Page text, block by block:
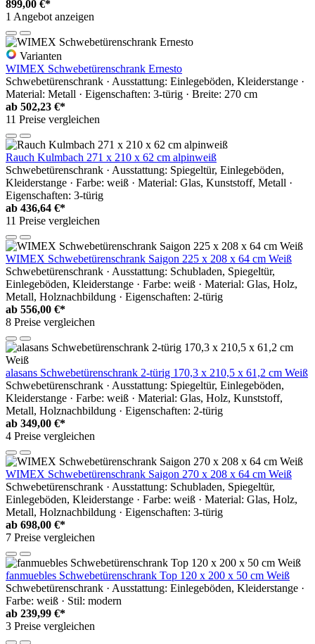
899,00 €*
1 Angebot anzeigen
Varianten
WIMEX Schwebetürenschrank Ernesto
Schwebetürenschrank · Ausstattung: Einlegeböden, Kleiderstange ·
Material: Metall · Eigenschaften: 3-türig · Breite: 270 cm
ab 502,23 €*
11 Preise vergleichen
Rauch Kulmbach 271 x 210 x 62 cm alpinweiß
Schwebetürenschrank · Ausstattung: Spiegeltür, Einlegeböden,
Kleiderstange · Farbe: weiß · Material: Glas, Kunststoff, Metall ·
Eigenschaften: 3-türig
ab 436,64 €*
11 Preise vergleichen
WIMEX Schwebetürenschrank Saigon 225 x 208 x 64 cm Weiß
Schwebetürenschrank · Ausstattung: Schubladen, Spiegeltür,
Einlegeböden, Kleiderstange · Farbe: weiß · Material: Glas, Holz,
Metall, Holznachbildung · Eigenschaften: 2-türig
ab 556,00 €*
8 Preise vergleichen
alasans Schwebetürenschrank 2-türig 170,3 x 210,5 x 61,2 cm Weiß
Schwebetürenschrank · Ausstattung: Spiegeltür, Einlegeböden,
Kleiderstange · Farbe: weiß · Material: Glas, Holz, Kunststoff,
Metall, Holznachbildung · Eigenschaften: 2-türig
ab 349,00 €*
4 Preise vergleichen
WIMEX Schwebetürenschrank Saigon 270 x 208 x 64 cm Weiß
Schwebetürenschrank · Ausstattung: Schubladen, Spiegeltür,
Einlegeböden, Kleiderstange · Farbe: weiß · Material: Glas, Holz,
Metall, Holznachbildung · Eigenschaften: 3-türig
ab 698,00 €*
7 Preise vergleichen
fanmuebles Schwebetürenschrank Top 120 x 200 x 50 cm Weiß
Schwebetürenschrank · Ausstattung: Einlegeböden, Kleiderstange ·
Farbe: weiß · Stil: modern
ab 239,99 €*
3 Preise vergleichen